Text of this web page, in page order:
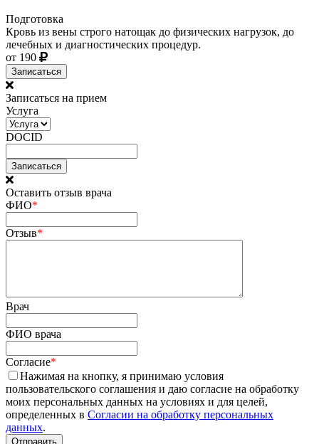
Подготовка
Кровь из вены строго натощак до физических нагрузок, до
лечебных и диагностических процедур.
от 190
Записаться
Записаться на прием
Услуга
DOCID
Оставить отзыв врача
ФИО*
Отзыв*
Врач
ФИО врача
Согласие*
Нажимая на кнопку, я принимаю условия
пользовательского соглашения и даю согласие на обработку
моих персональных данных на условиях и для целей,
определенных в Согласии на обработку персональных
данных.